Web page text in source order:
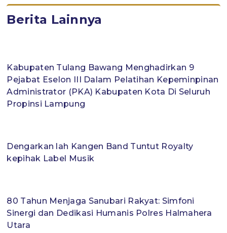
Berita Lainnya
Kabupaten Tulang Bawang Menghadirkan 9
Pejabat Eselon III Dalam Pelatihan Kepeminpinan
Administrator (PKA) Kabupaten Kota Di Seluruh
Propinsi Lampung
Dengarkan lah Kangen Band Tuntut Royalty
kepihak Label Musik
80 Tahun Menjaga Sanubari Rakyat: Simfoni
Sinergi dan Dedikasi Humanis Polres Halmahera
Utara